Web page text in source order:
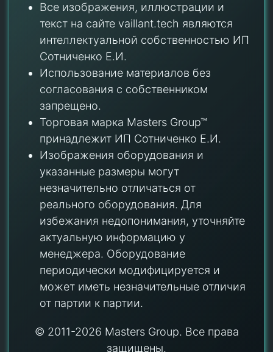
Все изображения, иллюстрации и
текст на сайте vaillant.tech являются
интеллектуальной собственностью ИП
Сотниченко Е.И.
Использование материалов без
согласования с собственником
запрещено.
Торговая марка Masters Group™
принадлежит ИП Сотниченко Е.И.
Изображения оборудования и
указанные размеры могут
незначительно отличаться от
реального оборудования. Для
избежания недопонимания, уточняйте
актуальную информацию у
менеджера. Оборудование
периодически модифицируется и
может иметь незначительные отличия
от партии к партии.
© 2011-2026 Masters Group. Все права
защищены.